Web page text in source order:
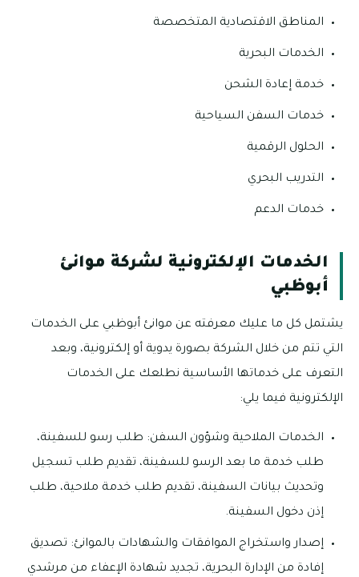
المناطق الاقتصادية المتخصصة
الخدمات البحرية
خدمة إعادة الشحن
خدمات السفن السياحية
الحلول الرقمية
التدريب البحري
خدمات الدعم
الخدمات الإلكترونية لشركة موانئ
أبوظبي
يشتمل كل ما عليك معرفته عن موانئ أبوظبي على الخدمات
التي تتم من خلال الشركة بصورة يدوية أو إلكترونية، وبعد
التعرف على خدماتها الأساسية نطلعك على الخدمات
الإلكترونية فيما يلي:
الخدمات الملاحية وشؤون السفن: طلب رسو للسفينة،
طلب خدمة ما بعد الرسو للسفينة، تقديم طلب تسجيل
وتحديث بيانات السفينة، تقديم طلب خدمة ملاحية، طلب
إذن دخول السفينة.
إصدار واستخراج الموافقات والشهادات بالموانئ: تصديق
إفادة من الإدارة البحرية، تجديد شهادة الإعفاء من مرشدي